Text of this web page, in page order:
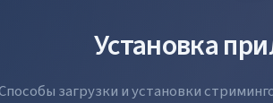
Установка
загрузки и установки